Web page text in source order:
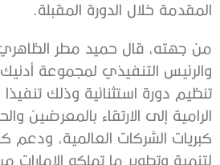
المقدمة خلال الدورة المقبلة.
من جهته، قال حميد مطر
والرئيس التنفيذي لمجموعة
تنظيم دورة استثنائية وذلك تنفيذا
الرامية إلى الارتقاء بالمعرضين
كبريات الشركات العالمية، ودعم
لتنمية وتطوير ما تملكه